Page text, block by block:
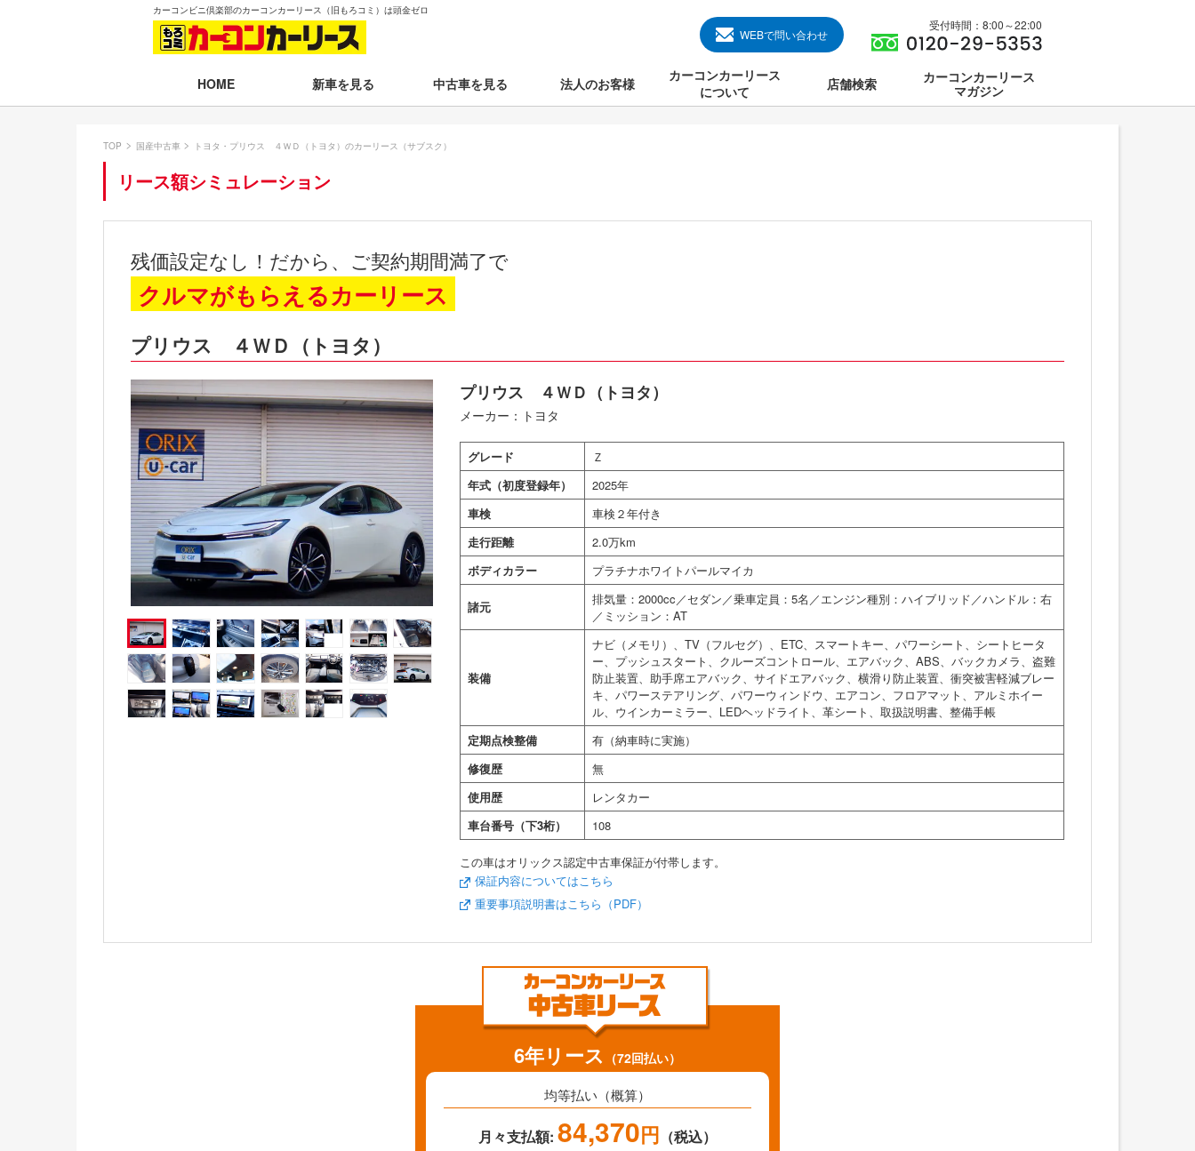
カーコンビニ倶楽部のカーコンカーリース（旧もろコミ）は頭金ゼロ
WEBで問い合わせ
受付時間：8:00～22:00
HOME 新車を見る
月々50,001円以上のクルマを見る
新車一覧から選ぶ
即納車（最短14日で納車）
残価設定プラン
電気自動車（EV）
福祉車両
ミニカー
中古車を見る 法人のお客様
カーコンカーリース
について
店舗検索
カーコンカーリース
マガジン
TOP 国産中古車 トヨタ・プリウス ４ＷＤ（トヨタ）のカーリース（サブスク）
リース額シミュレーション
残価設定なし！だから、ご契約期間満了で
クルマがもらえるカーリース
プリウス ４ＷＤ（トヨタ）
プリウス ４ＷＤ（トヨタ）
メーカー：トヨタ
グレード
Ｚ
年式（初度登録年）
2025年
車検
車検２年付き
走行距離
2.0万km
ボディカラー
プラチナホワイトパールマイカ
諸元
排気量：2000cc／セダン／乗車定員：5名／エンジン種別：ハイブリッド／ハンドル：右
／ミッション：AT
装備
ナビ（メモリ）、TV（フルセグ）、ETC、スマートキー、パワーシート、シートヒータ
ー、プッシュスタート、クルーズコントロール、エアバック、ABS、バックカメラ、盗難
防止装置、助手席エアバック、サイドエアバック、横滑り防止装置、衝突被害軽減ブレー
キ、パワーステアリング、パワーウィンドウ、エアコン、フロアマット、アルミホイー
ル、ウインカーミラー、LEDヘッドライト、革シート、取扱説明書、整備手帳
定期点検整備
有（納車時に実施）
修復歴
無
使用歴
レンタカー
車台番号（下3桁）
108
この車はオリックス認定中古車保証が付帯します。
保証内容についてはこちら
重要事項説明書はこちら（PDF）
6年リース （72回払い）
均等払い（概算）
月々支払額: 84,370円 （税込）